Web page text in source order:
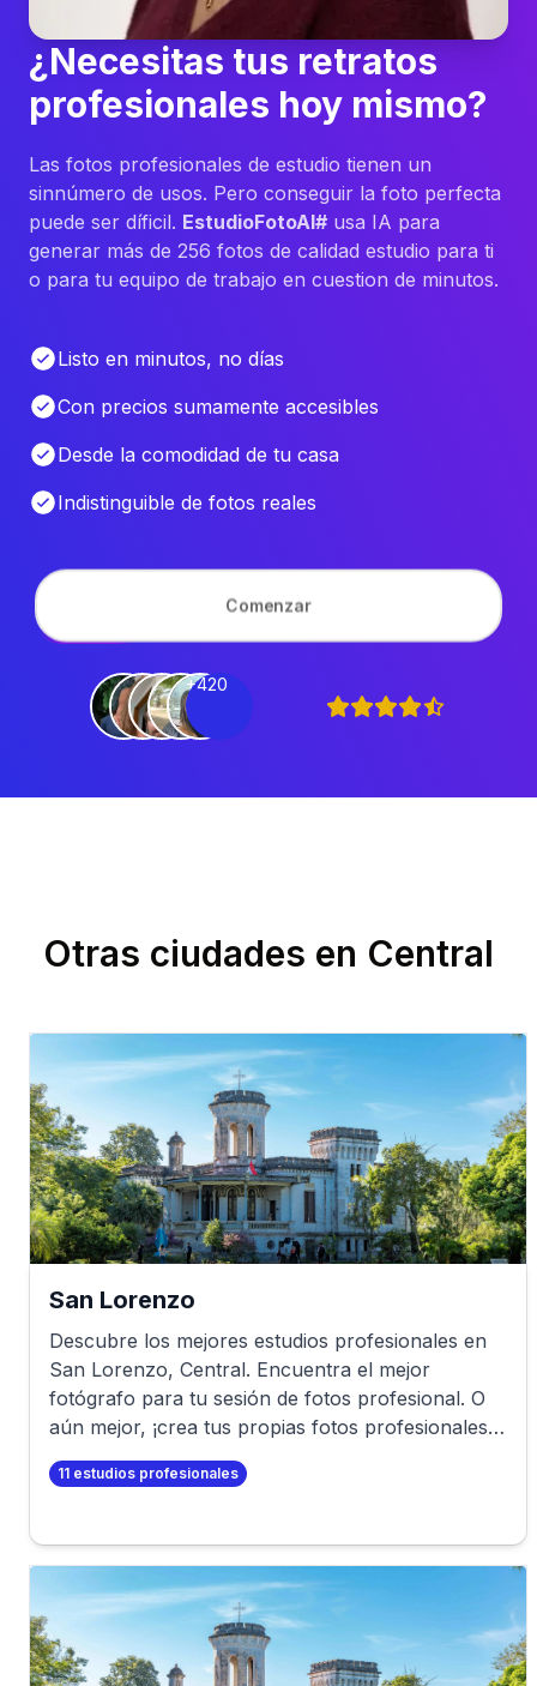
¿Necesitas tus retratos
profesionales hoy mismo?
Las fotos profesionales de estudio tienen un
sinnúmero de usos. Pero conseguir la foto perfecta
puede ser díficil. EstudioFotoAI# usa IA para
generar más de 256 fotos de calidad estudio para ti
o para tu equipo de trabajo en cuestion de minutos.
Listo en minutos, no días
Con precios sumamente accesibles
Desde la comodidad de tu casa
Indistinguible de fotos reales
Comenzar
+420
Otras ciudades en Central
San Lorenzo
Descubre los mejores estudios profesionales en
San Lorenzo, Central. Encuentra el mejor
fotógrafo para tu sesión de fotos profesional. O
aún mejor, ¡crea tus propias fotos profesionales
en minutos!
11 estudios profesionales